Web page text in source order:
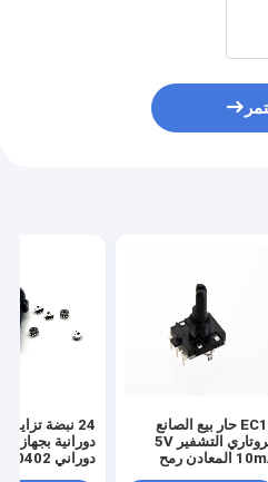
EC12 حار بيع الصانع
الروتاري التشفير 5V
10mA المعادن رمح
24 نبضة
دورانية بجهاز
دوراني E0402